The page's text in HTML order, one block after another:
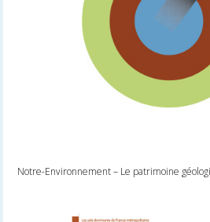
Notre-Environnement – Le patrimoine